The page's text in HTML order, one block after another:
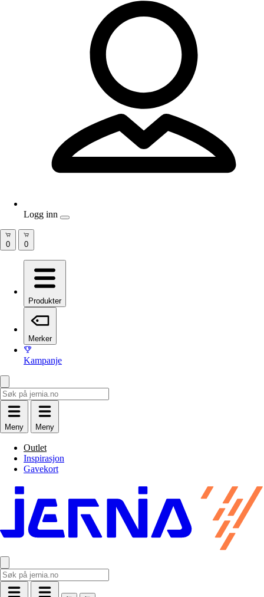
Produkter
Merker
Kampanje
Meny Meny
Outlet
Inspirasjon
Gavekort